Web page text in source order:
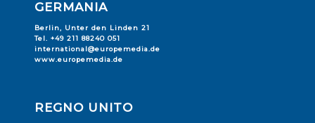
GERMANIA
Berlin, Unter den Linden 21
Tel. +49 211 88240 051
international@europemedia.de
www.europemedia.de
REGNO UNITO